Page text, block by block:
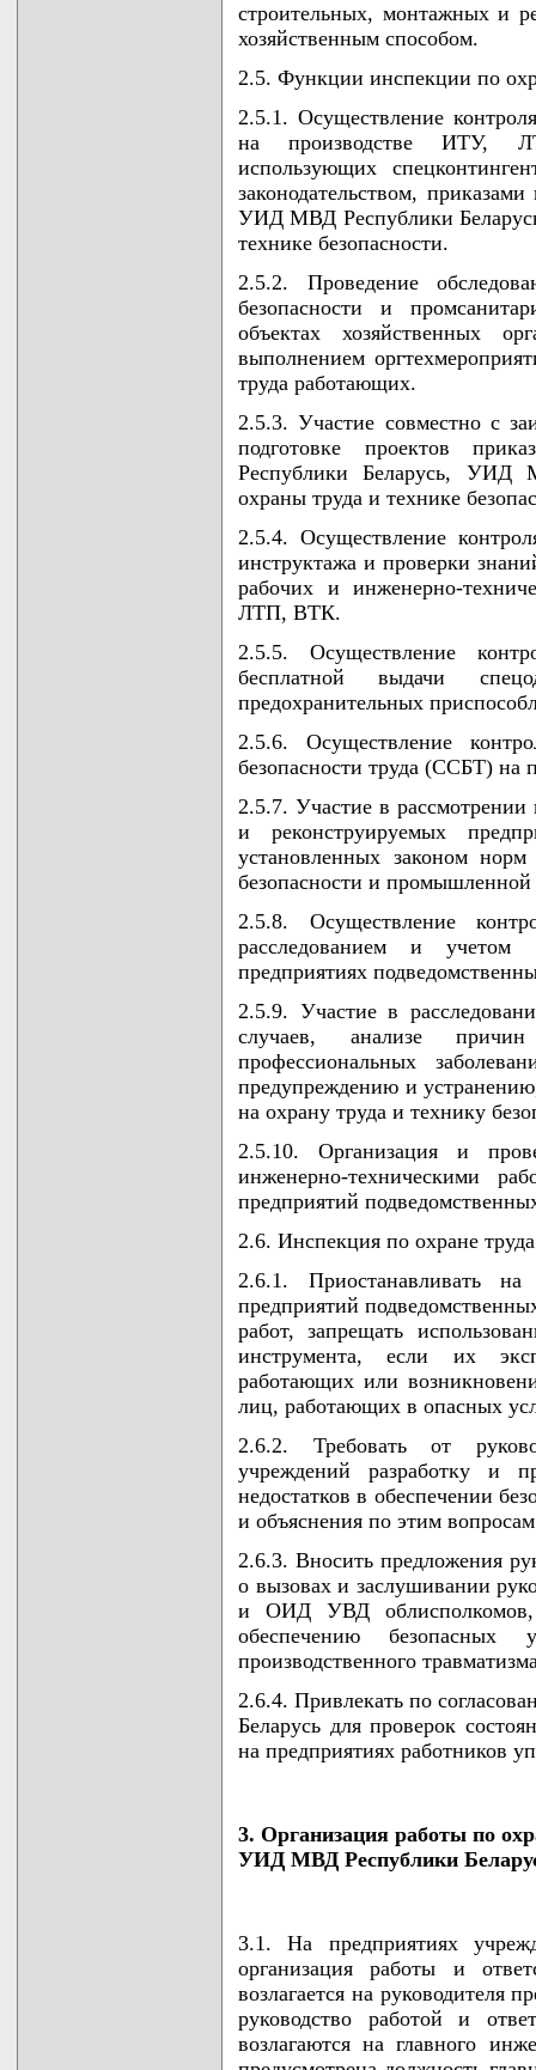
строительных, монтажных и
хозяйственным способом.
2.5. Функции инспекции по
2.5.1. Осуществление
на производстве ИТУ,
использующих
законодательством,
УИД МВД Республики
технике безопасности.
2.5.2. Проведение
безопасности и
объектах хозяйственных
выполнением
труда работающих.
2.5.3. Участие совместно с
подготовке проектов
Республики Беларусь, УИД
охраны труда и технике
2.5.4. Осуществление
инструктажа и проверки
рабочих и инженерно-
ЛТП, ВТК.
2.5.5. Осуществление
бесплатной выдачи
предохранительных
2.5.6. Осуществление
безопасности труда (ССБТ)
2.5.7. Участие в
и реконструируемых
установленных законом
безопасности и промышленной
2.5.8. Осуществление
расследованием и учетом
предприятиях
2.5.9. Участие в
случаев, анализе
профессиональных
предупреждению и
на охрану труда и технику
2.5.10. Организация и
инженерно-техническими
предприятий
2.6. Инспекция по охране
2.6.1. Приостанавливать на
предприятий
работ, запрещать
инструмента, если их
работающих или
лиц, работающих в опасных
2.6.2. Требовать от
учреждений разработку и
недостатков в обеспечении
и объяснения по этим
2.6.3. Вносить предложения
о вызовах и заслушивании
и ОИД УВД
обеспечению
производственного
2.6.4. Привлекать по
Беларусь для проверок
на предприятиях работников
3. Организация работы по
УИД МВД Республики
3.1. На предприятиях
организация работы и
возлагается на руководителя
руководство работой и
возлагаются на главного